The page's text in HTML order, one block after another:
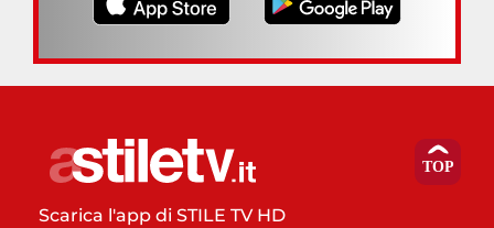
Scarica l'app di STILE TV HD